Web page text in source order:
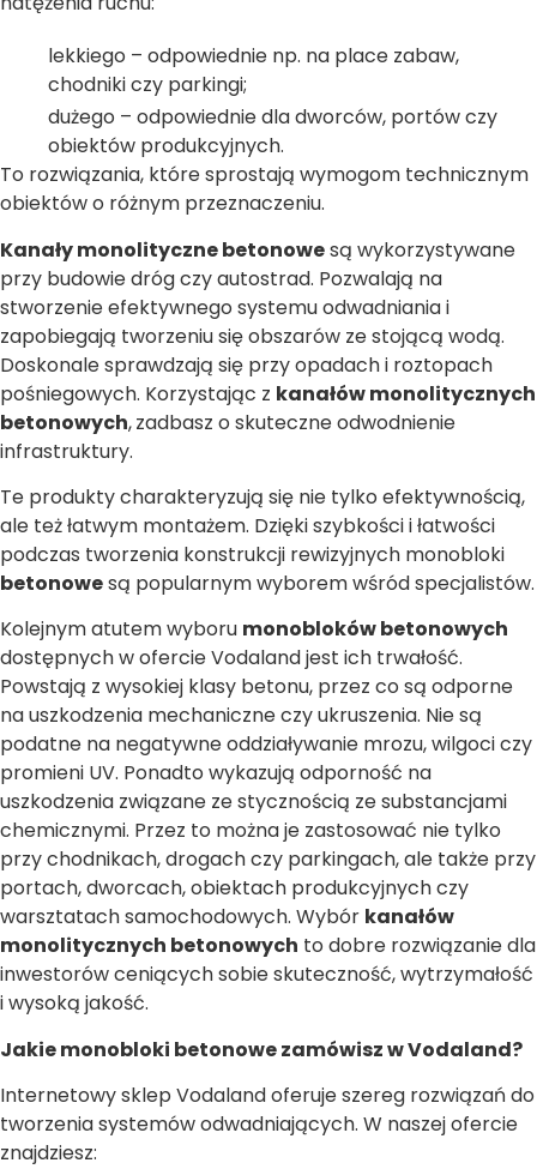
lekkiego – odpowiednie np. na place zabaw,
chodniki czy parkingi;
dużego – odpowiednie dla dworców, portów czy
obiektów produkcyjnych.
To rozwiązania, które sprostają wymogom technicznym
obiektów o różnym przeznaczeniu.
Kanały monolityczne betonowesą wykorzystywane
przy budowie dróg czy autostrad. Pozwalają na
stworzenie efektywnego systemu odwadniania i
zapobiegają tworzeniu się obszarów ze stojącą wodą.
Doskonale sprawdzają się przy opadach i roztopach
pośniegowych. Korzystając z kanałów monolitycznych
betonowych,zadbasz o skuteczne odwodnienie
infrastruktury.
Te produkty charakteryzują się nie tylko efektywnością,
ale też łatwym montażem. Dzięki szybkości i łatwości
podczas tworzenia konstrukcji rewizyjnych monobloki
betonowesą popularnym wyborem wśród specjalistów.
Kolejnym atutem wyboru monobloków betonowych
dostępnych w ofercie Vodaland jest ich trwałość.
Powstają z wysokiej klasy betonu, przez co są odporne
na uszkodzenia mechaniczne czy ukruszenia. Nie są
podatne na negatywne oddziaływanie mrozu, wilgoci czy
promieni UV. Ponadto wykazują odporność na
uszkodzenia związane ze stycznością ze substancjami
chemicznymi. Przez to można je zastosować nie tylko
przy chodnikach, drogach czy parkingach, ale także przy
portach, dworcach, obiektach produkcyjnych czy
warsztatach samochodowych. Wybór kanałów
monolitycznych betonowych to dobre rozwiązanie dla
inwestorów ceniących sobie skuteczność, wytrzymałość
i wysoką jakość.
Jakie monobloki betonowe zamówisz w Vodaland?
Internetowy sklep Vodaland oferuje szereg rozwiązań do
tworzenia systemów odwadniających. W naszej ofercie
znajdziesz: